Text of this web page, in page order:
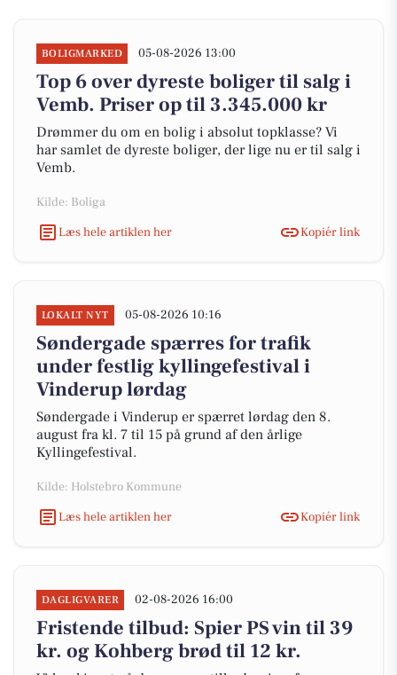
BOLIGMARKED 05-08-2026 13:00
Top 6 over dyreste boliger til salg i
Vemb. Priser op til 3.345.000 kr
Drømmer du om en bolig i absolut topklasse? Vi
har samlet de dyreste boliger, der lige nu er til salg i
Vemb.
Kilde: Boliga
Læs hele artiklen her
Kopiér link
LOKALT NYT 05-08-2026 10:16
Søndergade spærres for trafik
under festlig kyllingefestival i
Vinderup lørdag
Søndergade i Vinderup er spærret lørdag den 8.
august fra kl. 7 til 15 på grund af den årlige
Kyllingefestival.
Kilde: Holstebro Kommune
Læs hele artiklen her
Kopiér link
DAGLIGVARER 02-08-2026 16:00
Fristende tilbud: Spier PS vin til 39
kr. og Kohberg brød til 12 kr.